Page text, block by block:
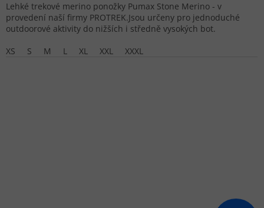
Lehké trekové merino ponožky Pumax Stone Merino - v
provedení naší firmy PROTREK.Jsou určeny pro jednoduché
outdoorové aktivity do nižších i středně vysokých bot.
XS
S M L XL XXL XXXL